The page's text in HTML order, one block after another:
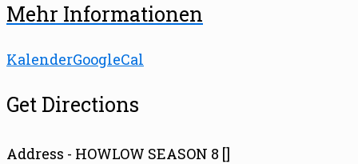
Mehr Informationen
KalenderGoogleCal
Get Directions
Address - HOWLOW SEASON 8 []